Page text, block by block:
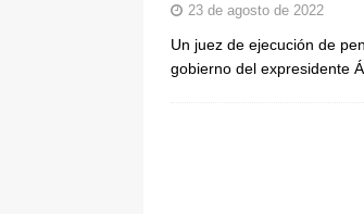
23 de agosto de 2022
Un juez de ejecución de
gobierno del expresidente